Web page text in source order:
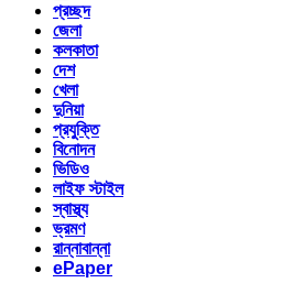
প্রচ্ছদ
জেলা
কলকাতা
দেশ
খেলা
দুনিয়া
প্রযুক্তি
বিনোদন
ভিডিও
লাইফ স্টাইল
স্বাস্থ্য
ভ্রমণ
রান্নাবান্না
ePaper